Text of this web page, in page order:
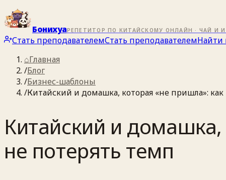
БонихуаРЕПЕТИТОР ПО КИТАЙСКОМУ ОНЛАЙН · ЧАЙ И
Стать преподавателемСтать преподавателемНайти
⌂Главная
/Блог
/Бизнес-шаблоны
/Китайский и домашка, которая «не пришла»:
Китайский и
не потерять темп